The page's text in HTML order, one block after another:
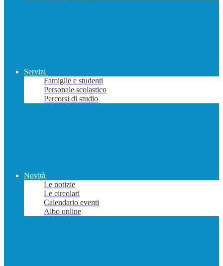
Servizi
Famiglie e studenti
Personale scolastico
Percorsi di studio
Novità
Le notizie
Le circolari
Calendario eventi
Albo online